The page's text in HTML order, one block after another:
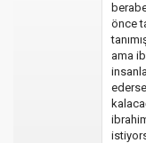
önce
ama